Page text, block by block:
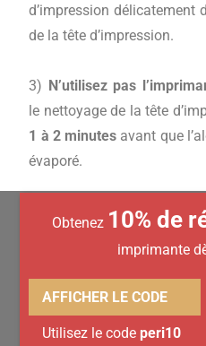
d’impression délicatement
de la tête d’impression.
3) N’utilisez pas
le nettoyage de la tête
1 à 2 minutes avant que
évaporé.
Obtenez 10% de
imprimante
AFFICHER LE CODE
Utilisez le code peri10